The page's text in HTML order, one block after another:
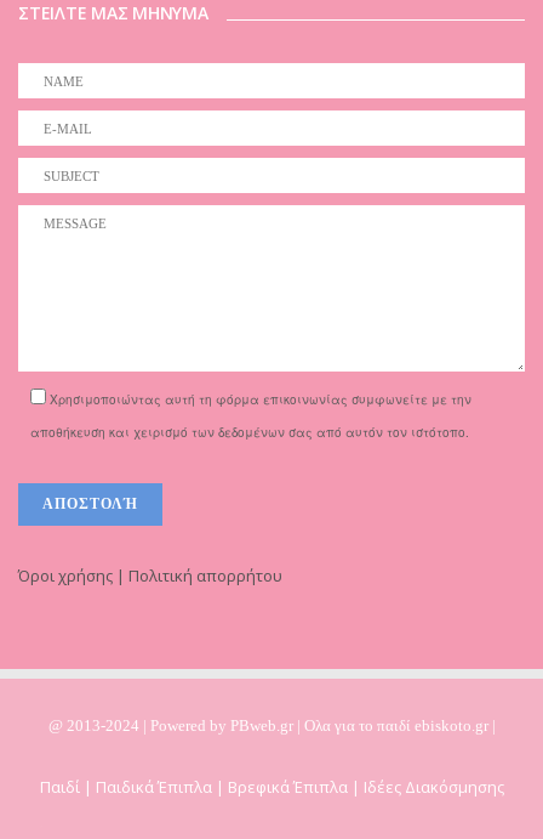
ΣΤΕΙΛΤΕ ΜΑΣ ΜΗΝΥΜΑ
Χρησιμοποιώντας αυτή τη φόρμα επικοινωνίας συμφωνείτε με την
αποθήκευση και χειρισμό των δεδομένων σας από αυτόν τον ιστότοπο.
Όροι χρήσης | Πολιτική απορρήτου
@ 2013-2024 | Powered by PBweb.gr | Ολα για το παιδί ebiskoto.gr |
Παιδί | Παιδικά Έπιπλα | Βρεφικά Έπιπλα | Ιδέες Διακόσμησης